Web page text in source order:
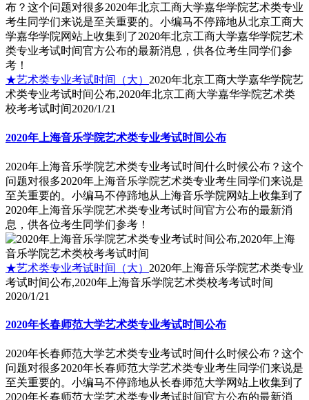
布？这个问题对很多2020年北京工商大学嘉华学院艺术类专业
考生同学们来说是至关重要的。小编马不停蹄地从北京工商大
学嘉华学院网站上收集到了2020年北京工商大学嘉华学院艺术
类专业考试时间官方公布的最新消息，供各位考生同学们参
考！
★艺术类专业考试时间（大） 2020年北京工商大学嘉华学院艺
术类专业考试时间公布,2020年北京工商大学嘉华学院艺术类
校考考试时间2020/1/21
2020年上海音乐学院艺术类专业考试时间公布
2020年上海音乐学院艺术类专业考试时间什么时候公布？这个
问题对很多2020年上海音乐学院艺术类专业考生同学们来说是
至关重要的。小编马不停蹄地从上海音乐学院网站上收集到了
2020年上海音乐学院艺术类专业考试时间官方公布的最新消
息，供各位考生同学们参考！
★艺术类专业考试时间（大） 2020年上海音乐学院艺术类专业
考试时间公布,2020年上海音乐学院艺术类校考考试时间
2020/1/21
2020年长春师范大学艺术类专业考试时间公布
2020年长春师范大学艺术类专业考试时间什么时候公布？这个
问题对很多2020年长春师范大学艺术类专业考生同学们来说是
至关重要的。小编马不停蹄地从长春师范大学网站上收集到了
2020年长春师范大学艺术类专业考试时间官方公布的最新消